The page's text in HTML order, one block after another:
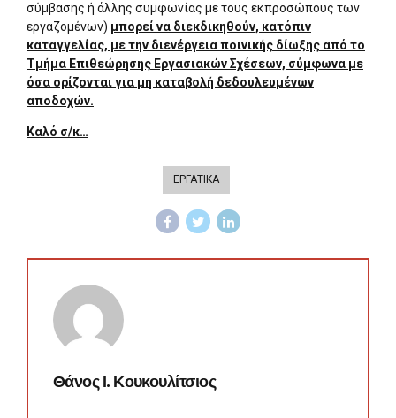
σύμβασης ή άλλης συμφωνίας με τους εκπροσώπους των
εργαζομένων) μπορεί να διεκδικηθούν, κατόπιν
καταγγελίας, με την διενέργεια ποινικής δίωξης από το
Τμήμα Επιθεώρησης Εργασιακών Σχέσεων, σύμφωνα με
όσα ορίζονται για μη καταβολή δεδουλευμένων
αποδοχών.
Καλό σ/κ…
ΕΡΓΑΤΙΚΑ
Θάνος Ι. Κουκουλίτσιος